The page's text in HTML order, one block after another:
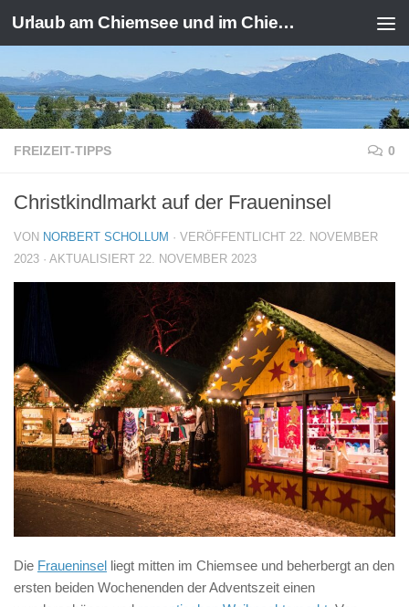
Zum Inhalt springen Urlaub am Chiemsee und im Chiemgau
FREIZEIT-TIPPS 0
Christkindlmarkt auf der Fraueninsel
VON NORBERT SCHOLLUM · VERÖFFENTLICHT 22. NOVEMBER
2023 · AKTUALISIERT 22. NOVEMBER 2023
Die Fraueninsel liegt mitten im Chiemsee und beherbergt an den
ersten beiden Wochenenden der Adventszeit einen